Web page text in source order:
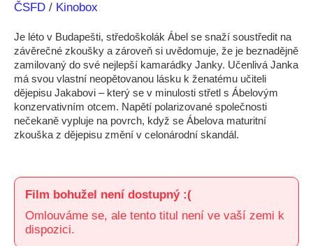
ČSFD / Kinobox
Je léto v Budapešti, středoškolák Ábel se snaží soustředit na
závěrečné zkoušky a zároveň si uvědomuje, že je beznadějně
zamilovaný do své nejlepší kamarádky Janky. Učenlivá Janka
má svou vlastní neopětovanou lásku k ženatému učiteli
dějepisu Jakabovi – který se v minulosti střetl s Ábelovým
konzervativním otcem. Napětí polarizované společnosti
nečekaně vypluje na povrch, když se Ábelova maturitní
zkouška z dějepisu změní v celonárodní skandál.
Film bohužel není dostupný :(
Omlouváme se, ale tento titul není ve vaší zemi k
dispozici.